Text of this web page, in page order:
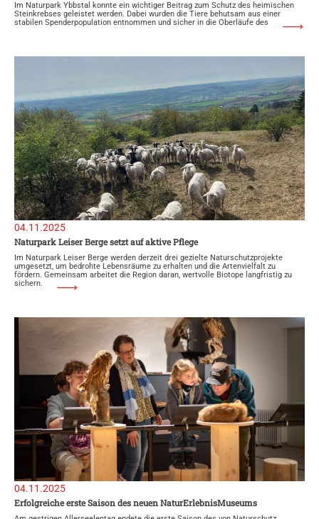
Im Naturpark Ybbstal konnte ein wichtiger Beitrag zum Schutz des heimischen
Steinkrebses geleistet werden. Dabei wurden die Tiere behutsam aus einer
stabilen Spenderpopulation entnommen und sicher in die Oberläufe des
04.11.2025
Naturpark Leiser Berge setzt auf aktive Pflege
Im Naturpark Leiser Berge werden derzeit drei gezielte Naturschutzprojekte
umgesetzt, um bedrohte Lebensräume zu erhalten und die Artenvielfalt zu
fördern. Gemeinsam arbeitet die Region daran, wertvolle Biotope langfristig zu
sichern.
04.11.2025
Erfolgreiche erste Saison des neuen NaturErlebnisMuseums